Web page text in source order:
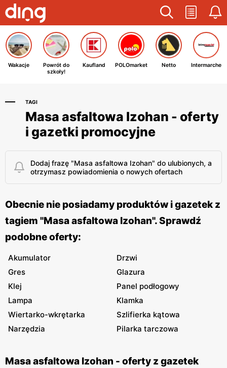
Wakacje
Powrót do
szkoły!
Kaufland POLOmarket Netto Intermarche
TAGI
Masa asfaltowa Izohan - oferty
i gazetki promocyjne
Dodaj frazę "Masa asfaltowa Izohan" do ulubionych, a
otrzymasz powiadomienia o nowych ofertach
Obecnie nie posiadamy produktów i gazetek z
tagiem "Masa asfaltowa Izohan". Sprawdź
podobne oferty:
Akumulator
Drzwi
Gres
Glazura
Klej
Panel podłogowy
Lampa
Klamka
Wiertarko-wkrętarka
Szlifierka kątowa
Narzędzia
Pilarka tarczowa
Masa asfaltowa Izohan - oferty z gazetek